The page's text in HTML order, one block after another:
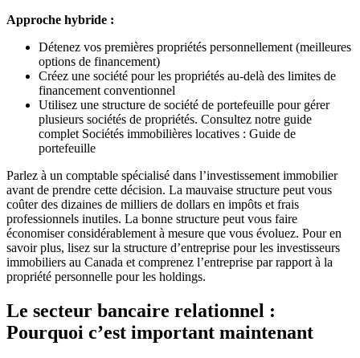
Approche hybride :
Détenez vos premières propriétés personnellement (meilleures
options de financement)
Créez une société pour les propriétés au-delà des limites de
financement conventionnel
Utilisez une structure de société de portefeuille pour gérer
plusieurs sociétés de propriétés. Consultez notre guide
complet Sociétés immobilières locatives : Guide de
portefeuille
Parlez à un comptable spécialisé dans l’investissement immobilier
avant de prendre cette décision. La mauvaise structure peut vous
coûter des dizaines de milliers de dollars en impôts et frais
professionnels inutiles. La bonne structure peut vous faire
économiser considérablement à mesure que vous évoluez. Pour en
savoir plus, lisez sur la structure d’entreprise pour les investisseurs
immobiliers au Canada et comprenez l’entreprise par rapport à la
propriété personnelle pour les holdings.
Le secteur bancaire relationnel :
Pourquoi c’est important maintenant